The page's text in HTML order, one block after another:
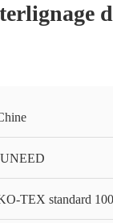
TEX standard 100